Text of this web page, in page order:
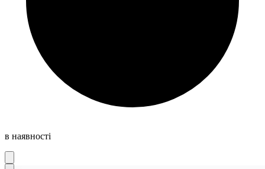
в наявності